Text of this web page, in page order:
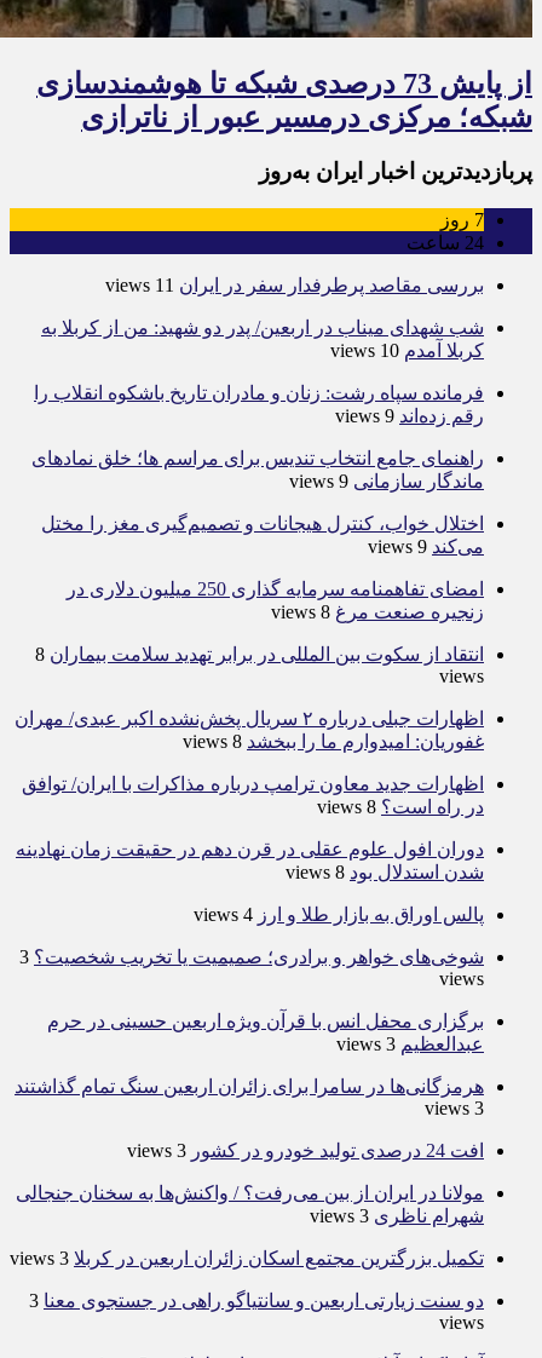
از پایش 73 درصدی شبکه تا هوشمندسازی
شبکه؛ مرکزی درمسیر عبور از ناترازی
پربازدیدترین اخبار ایران به‌روز
7 روز
24 ساعت
بررسی مقاصد پرطرفدار سفر در ایران 11 views
شب شهدای میناب در اربعین/ پدر دو شهید: من از کربلا به
کربلا آمدم 10 views
فرمانده سپاه رشت: زنان و مادران تاریخ باشکوه انقلاب را
رقم زده‌اند 9 views
راهنمای جامع انتخاب تندیس برای مراسم ها؛ خلق نمادهای
ماندگار سازمانی 9 views
اختلال خواب، کنترل هیجانات و تصمیم‌گیری مغز را مختل
می‌کند 9 views
امضای تفاهمنامه سرمایه گذاری 250 میلیون دلاری در
زنجیره صنعت مرغ 8 views
انتقاد از سکوت بین المللی در برابر تهدید سلامت بیماران 8
views
اظهارات جبلی درباره ۲ سریال پخش‌نشده اکبر عبدی/ مهران
غفوریان: امیدوارم ما را ببخشد 8 views
اظهارات جدید معاون ترامپ درباره مذاکرات با ایران/ توافق
در راه است؟ 8 views
دوران افول علوم عقلی در قرن دهم در حقیقت زمان نهادینه
شدن استدلال بود 8 views
پالس اوراق به بازار طلا و ارز 4 views
شوخی‌های خواهر و برادری؛ صمیمیت یا تخریب شخصیت؟ 3
views
برگزاری محفل انس با قرآن ویژه اربعین حسینی در حرم
عبدالعظیم 3 views
هرمزگانی‌ها در سامرا برای زائران اربعین سنگ تمام گذاشتند
3 views
افت 24 درصدی تولید خودرو در کشور 3 views
مولانا در ایران از بین می‌رفت؟ / واکنش‌ها به سخنان جنجالی
شهرام ناظری 3 views
تکمیل بزرگترین مجتمع اسکان زائران اربعین در کربلا 3 views
دو سنت زیارتی اربعین و سانتیاگو راهی در جستجوی معنا 3
views